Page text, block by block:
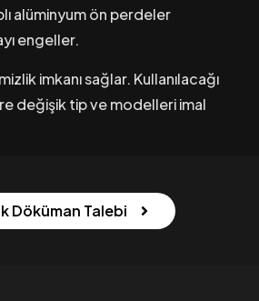
alüminyum ön perdeler
engeller.
imkanı sağlar. Kullanılacağı
değişik tip ve modelleri imal
Döküman Talebi